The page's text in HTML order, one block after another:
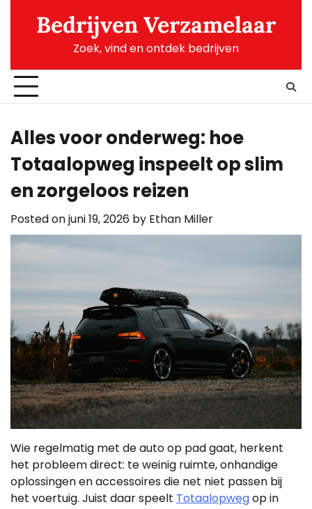
Bedrijven Verzamelaar
Zoek, vind en ontdek bedrijven
Alles voor onderweg: hoe
Totaalopweg inspeelt op slim
en zorgeloos reizen
Posted onjuni 19, 2026 by Ethan Miller
Wie regelmatig met de auto op pad gaat, herkent
het probleem direct: te weinig ruimte, onhandige
oplossingen en accessoires die net niet passen bij
het voertuig. Juist daar speelt Totaalopwegop in